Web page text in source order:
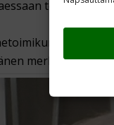
tehtäväänsä
merkkipäivänä.